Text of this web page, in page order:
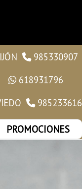
985330907
618931796
985233616
PROMOCIONES